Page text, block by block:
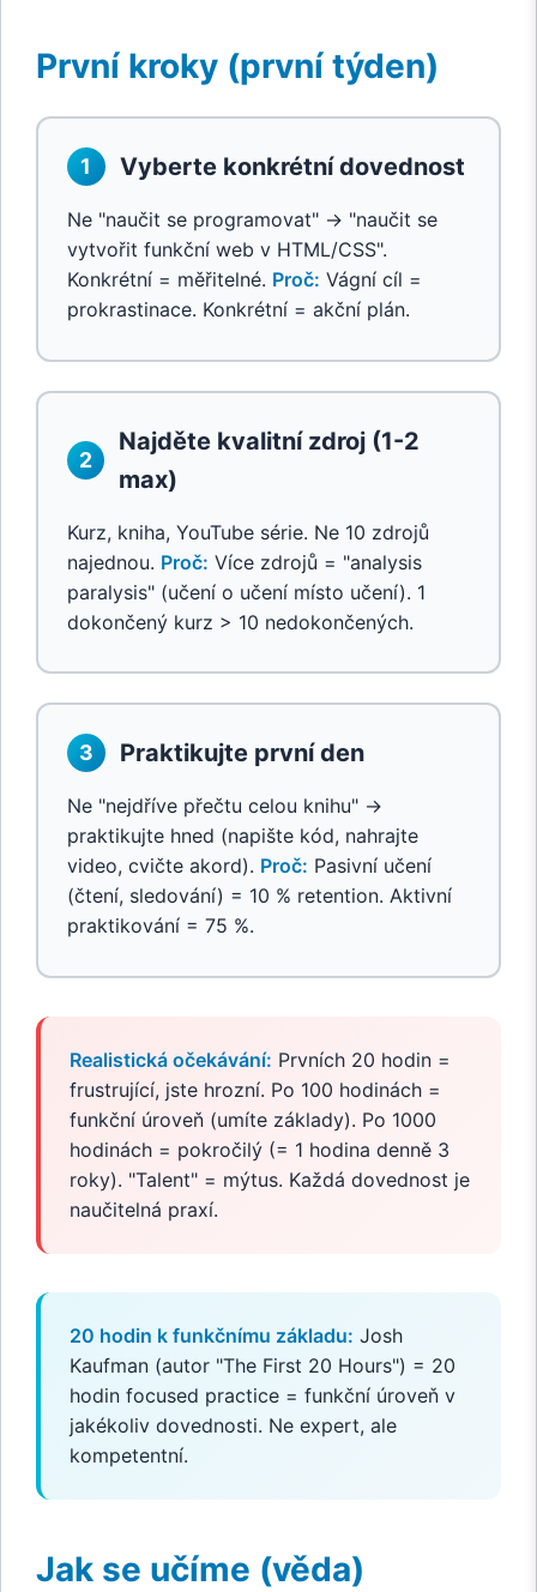
První kroky (první týden)
1 Vyberte konkrétní dovednost
Ne "naučit se programovat" → "naučit se
vytvořit funkční web v HTML/CSS".
Konkrétní = měřitelné. Proč: Vágní cíl =
prokrastinace. Konkrétní = akční plán.
2
Najděte kvalitní zdroj (1-2
max)
Kurz, kniha, YouTube série. Ne 10 zdrojů
najednou. Proč: Více zdrojů = "analysis
paralysis" (učení o učení místo učení). 1
dokončený kurz > 10 nedokončených.
3 Praktikujte první den
Ne "nejdříve přečtu celou knihu" →
praktikujte hned (napište kód, nahrajte
video, cvičte akord). Proč: Pasivní učení
(čtení, sledování) = 10 % retention. Aktivní
praktikování = 75 %.
Realistická očekávání: Prvních 20 hodin =
frustrující, jste hrozní. Po 100 hodinách =
funkční úroveň (umíte základy). Po 1000
hodinách = pokročilý (= 1 hodina denně 3
roky). "Talent" = mýtus. Každá dovednost je
naučitelná praxí.
20 hodin k funkčnímu základu: Josh
Kaufman (autor "The First 20 Hours") = 20
hodin focused practice = funkční úroveň v
jakékoliv dovednosti. Ne expert, ale
kompetentní.
Jak se učíme (věda)